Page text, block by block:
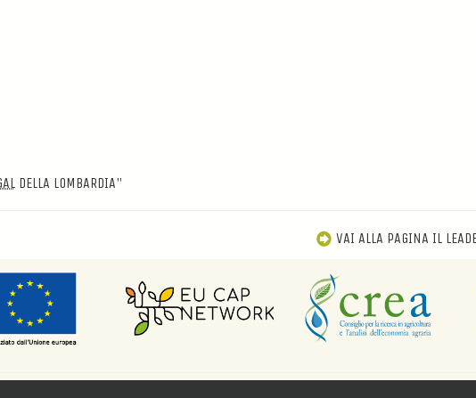
DELLA LOMBARDIA"
VAI ALLA PAGINA IL